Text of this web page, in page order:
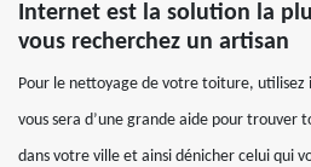
Internet est la solution la
vous recherchez un artisan
Pour le nettoyage de votre toiture,
vous sera d’une grande aide pour trouver
dans votre ville et ainsi dénicher celui qui